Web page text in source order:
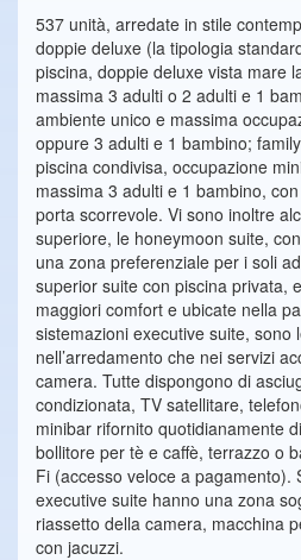
537 unità, arredate in stile
doppie deluxe (la tipologia
piscina, doppie deluxe vista mare
massima 3 adulti o 2 adulti e 1
ambiente unico e massima
oppure 3 adulti e 1 bambino;
piscina condivisa, occupazione
massima 3 adulti e 1 bambino,
porta scorrevole. Vi sono inoltre
superiore, le honeymoon suite,
una zona preferenziale per i soli
superior suite con piscina privata,
maggiori comfort e ubicate nella
sistemazioni executive suite, sono
nell’arredamento che nei servizi
camera. Tutte dispongono di
condizionata, TV satellitare,
minibar rifornito quotidianamente
bollitore per tè e caffè, terrazzo o
Fi (accesso veloce a pagamento).
executive suite hanno una zona
riassetto della camera, macchina
con jacuzzi.